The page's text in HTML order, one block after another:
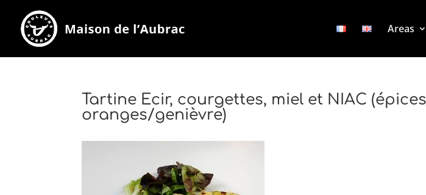
Areas
Tartine Ecir, courgettes, miel et NIAC (épices
oranges/genièvre)